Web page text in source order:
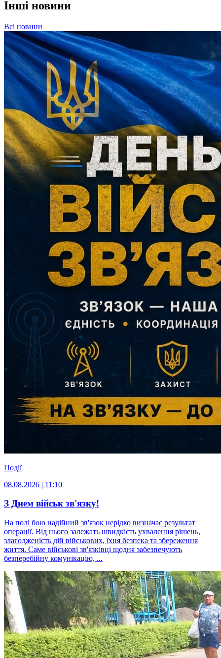
Інші новини
Всі новини
Події
08.08.2026 | 11:10
З Днем військ зв'язку!
На полі бою надійний зв'язок нерідко визначає результат
операції. Від нього залежать швидкість ухвалення рішень,
злагодженість дій військових, їхня безпека та збереження
життя. Саме військові зв'язківці щодня забезпечують
безперебійну комунікацію, ...